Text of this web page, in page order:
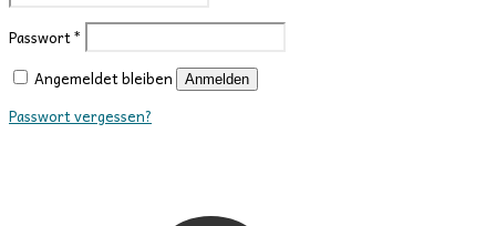
Passwort*
Angemeldet bleiben
Anmelden
Passwort vergessen?